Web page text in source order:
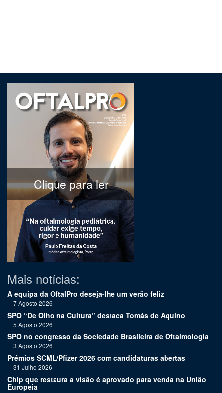
Clique para ler
Mais notícias:
A equipa da OftalPro deseja-lhe um verão feliz
7 Agosto 2026
SPO “De Olho na Cultura” destaca Tomás de Aquino
5 Agosto 2026
SPO no congresso da Sociedade Brasileira de Oftalmologia
3 Agosto 2026
Prémios SCML/Pfizer 2026 com candidaturas abertas
31 Julho 2026
Chip que restaura a visão é aprovado para venda na União
Europeia